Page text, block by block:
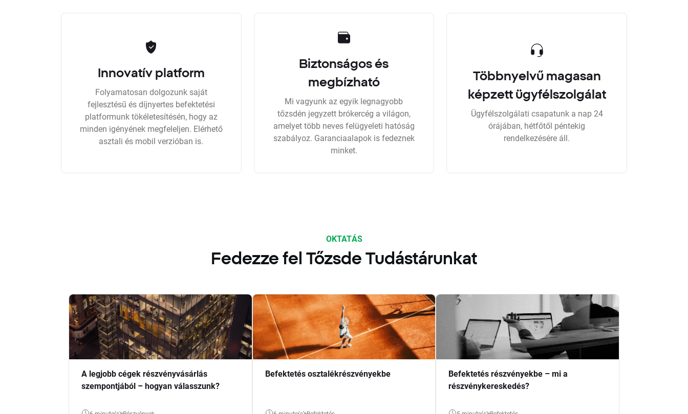
Innovatív platform
Folyamatosan dolgozunk saját
fejlesztésű és díjnyertes befektetési
platformunk tökéletesítésén, hogy az
minden igényének megfeleljen. Elérhető
asztali és mobil verzióban is.
Biztonságos és
megbízható
Mi vagyunk az egyik legnagyobb
tőzsdén jegyzett brókercég a világon,
amelyet több neves felügyeleti hatóság
szabályoz. Garanciaalapok is fedeznek
minket.
Többnyelvű magasan
képzett ügyfélszolgálat
Ügyfélszolgálati csapatunk a nap 24
órájában, hétfőtől péntekig
rendelkezésére áll.
OKTATÁS
Fedezze fel Tőzsde Tudástárunkat
A legjobb cégek részvényvásárlás
szempontjából – hogyan válasszunk?
Befektetés osztalékrészvényekbe
Befektetés részvényekbe – mi a
részvénykereskedés?